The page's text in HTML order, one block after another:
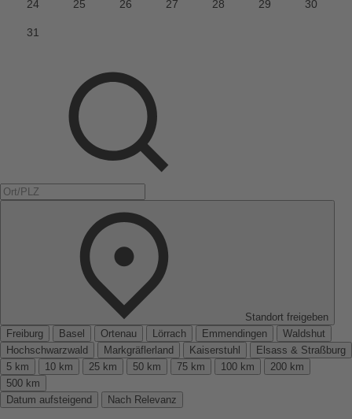
Standort freigeben
Freiburg
Basel Ortenau Lörrach Emmendingen
Waldshut
Hochschwarzwald
Markgräflerland Kaiserstuhl
Elsass & Straßburg
5 km
10 km 25 km 50 km 75 km 100 km
200 km
500 km
Datum aufsteigend
Nach Relevanz